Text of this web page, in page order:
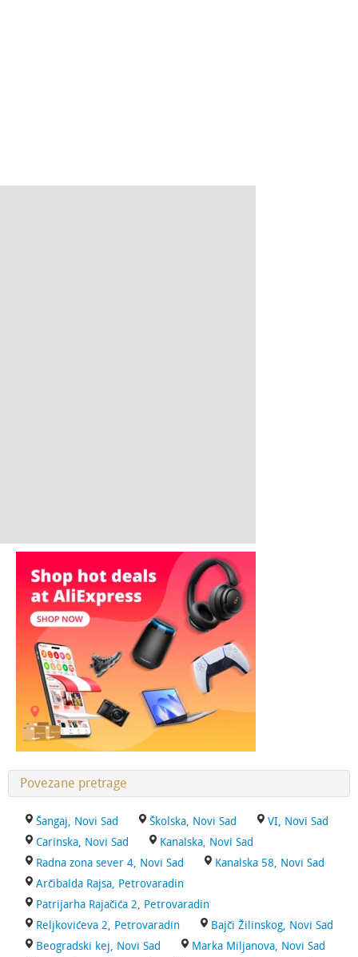
Povezane pretrage
Šangaj, Novi Sad Školska, Novi Sad
VI, Novi Sad
Carinska, Novi Sad
Kanalska, Novi Sad
Radna zona sever 4, Novi Sad
Kanalska 58, Novi Sad
Arčibalda Rajsa, Petrovaradin
Patrijarha Rajačića 2, Petrovaradin
Reljkovićeva 2, Petrovaradin
Bajči Žilinskog, Novi Sad
Beogradski kej, Novi Sad
Marka Miljanova, Novi Sad